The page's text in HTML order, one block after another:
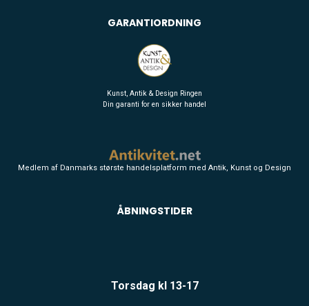
GARANTIORDNING
Kunst, Antik & Design Ringen
Din garanti for en sikker handel
Medlem af Danmarks største handelsplatform med Antik, Kunst og Design
ÅBNINGSTIDER
Torsdag kl 13-17